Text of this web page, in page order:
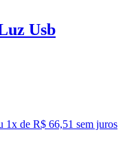
Usb
1x de R$ 66,51 sem juros